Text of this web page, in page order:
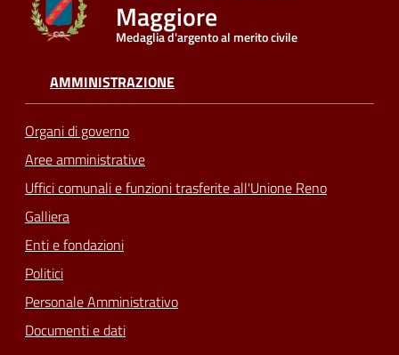
Seguici
Maggiore
Medaglia d'argento al merito civile
AMMINISTRAZIONE
Organi di governo
Aree amministrative
Uffici comunali e funzioni trasferite all'Unione Reno
Galliera
Enti e fondazioni
Politici
Personale Amministrativo
Documenti e dati